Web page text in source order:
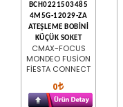
BCH0221503485
4M5G-12029-ZA
ATEŞLEME BOBİNİ
KÜÇÜK SOKET
CMAX-FOCUS
MONDEO FUSİON
FİESTA CONNECT
0